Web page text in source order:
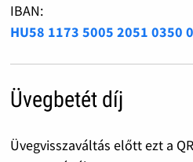
IBAN:
HU58 1173 5005 2051 0350
Üvegbetét díj
Üvegvisszaváltás előtt ezt a